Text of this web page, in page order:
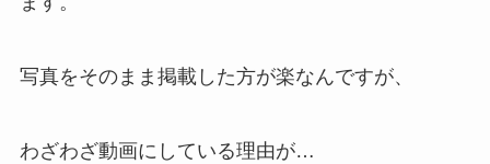
写真をそのまま掲載した方が楽なんですが、
わざわざ動画にしている理由が…